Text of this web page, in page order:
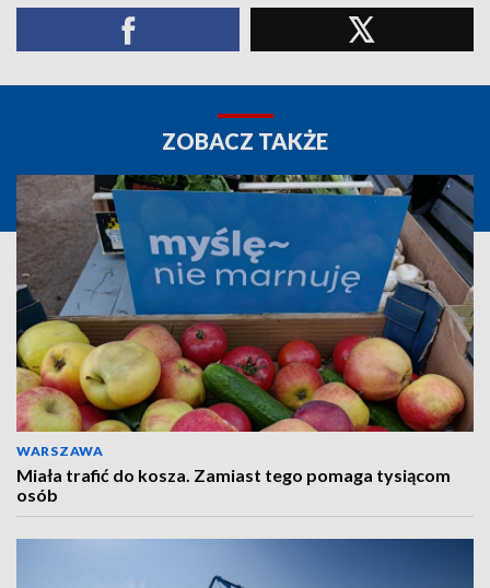
ZOBACZ TAKŻE
WARSZAWA
Miała trafić do kosza. Zamiast tego pomaga tysiącom
osób